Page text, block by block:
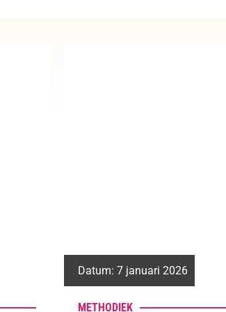
Datum: 22 juli 2025
METHODIEK